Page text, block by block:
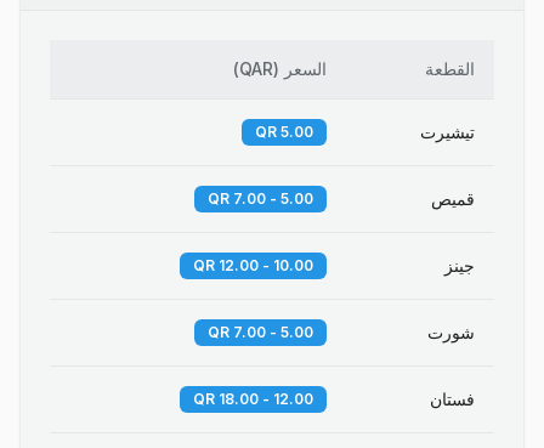
القطعة السعر (
QAR
)
تيشيرت 5.00 QR
قميص 5.00 - 7.00 QR
جينز 10.00 - 12.00 QR
شورت 5.00 - 7.00 QR
فستان 12.00 - 18.00 QR